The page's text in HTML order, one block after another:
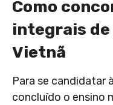
Como
integrais de
Vietnã
Para se candidatar
concluído o ensino